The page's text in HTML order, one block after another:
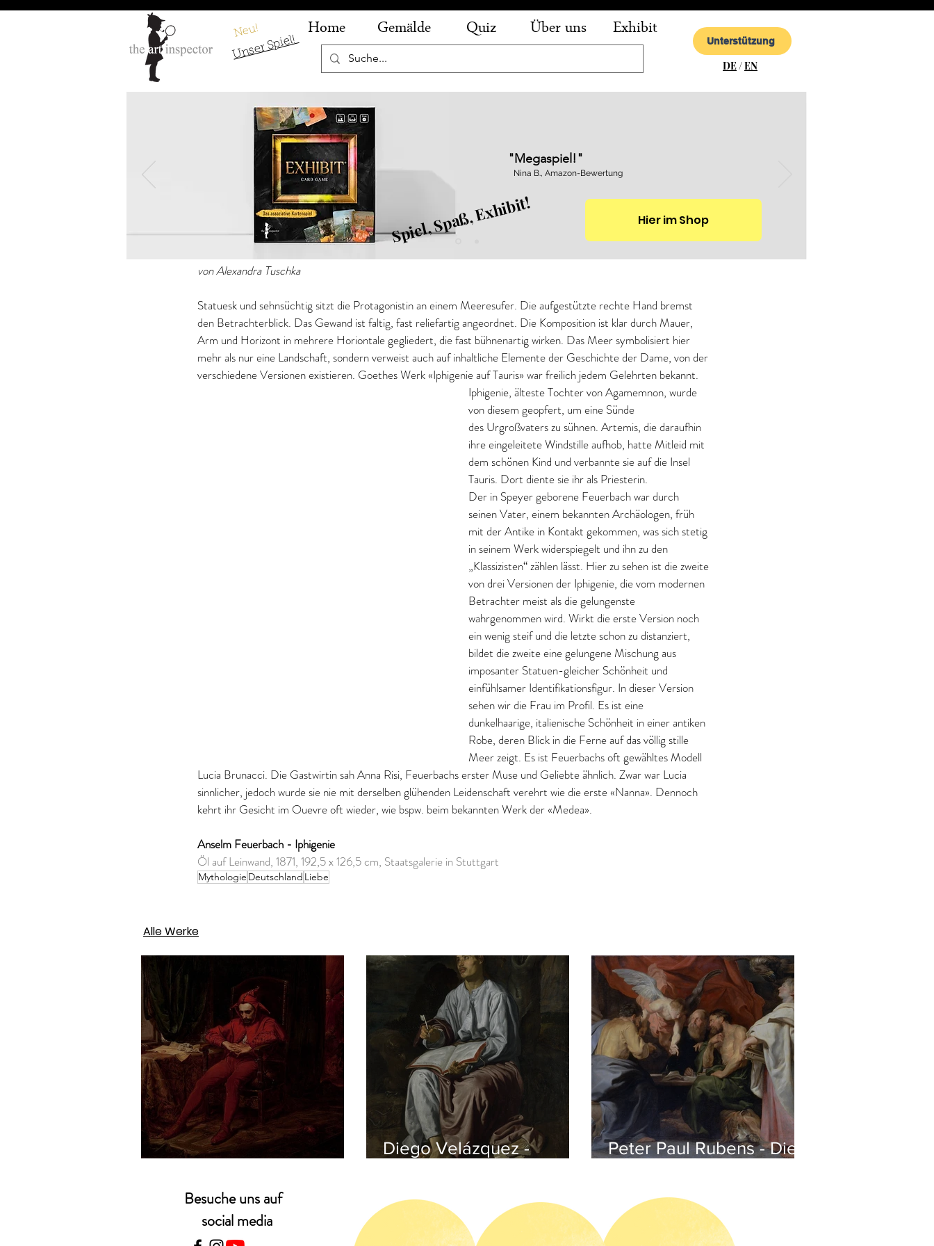
Home Gemälde Quiz Über uns Exhibit
Unser Spiel!
Neu!
DE/EN
Unterstützung
Anselm Feuerbach - Iphigenie
von Alexandra Tuschka
Statuesk und sehnsüchtig sitzt die Protagonistin an einem Meeresufer. Die aufgestützte rechte Hand bremst
den Betrachterblick. Das Gewand ist faltig, fast reliefartig angeordnet. Die Komposition ist klar durch Mauer,
Arm und Horizont in mehrere Horiontale gegliedert, die fast bühnenartig wirken. Das Meer symbolisiert hier
mehr als nur eine Landschaft, sondern verweist auch auf inhaltliche Elemente der Geschichte der Dame, von der
verschiedene Versionen existieren. Goethes Werk «Iphigenie auf Tauris» war freilich jedem Gelehrten bekannt.
Iphigenie, älteste Tochter von Agamemnon, wurde
von diesem geopfert, um eine Sünde
des Urgroßvaters zu sühnen. Artemis, die daraufhin
ihre eingeleitete Windstille aufhob, hatte Mitleid mit
dem schönen Kind und verbannte sie auf die Insel
Tauris. Dort diente sie ihr als Priesterin.
Der in Speyer geborene Feuerbach war durch
seinen Vater, einem bekannten Archäologen, früh
mit der Antike in Kontakt gekommen, was sich stetig
in seinem Werk widerspiegelt und ihn zu den
„Klassizisten“ zählen lässt. Hier zu sehen ist die zweite
von drei Versionen der Iphigenie, die vom modernen
Betrachter meist als die gelungenste
wahrgenommen wird. Wirkt die erste Version noch
ein wenig steif und die letzte schon zu distanziert,
bildet die zweite eine gelungene Mischung aus
imposanter Statuen-gleicher Schönheit und
einfühlsamer Identifikationsfigur. In dieser Version
sehen wir die Frau im Profil. Es ist eine
dunkelhaarige, italienische Schönheit in einer antiken
Robe, deren Blick in die Ferne auf das völlig stille
Meer zeigt. Es ist Feuerbachs oft gewähltes Modell
Lucia Brunacci. Die Gastwirtin sah Anna Risi, Feuerbachs erster Muse und Geliebte ähnlich. Zwar war Lucia
sinnlicher, jedoch wurde sie nie mit derselben glühenden Leidenschaft verehrt wie die erste «Nanna». Dennoch
kehrt ihr Gesicht im Ouevre oft wieder, wie bspw. beim bekannten Werk der «Medea».
Anselm Feuerbach - Iphigenie
Öl auf Leinwand, 1871, 192,5 x 126,5 cm, Staatsgalerie in Stuttgart
Mythologie Deutschland Liebe
"Megaspiel!"
Nina B., Amazon-Bewertung
Spiel, Spaß, Exhibit! Hier im Shop
Alle Werke
Diego Velázquez -
Peter Paul Rubens - Die
Besuche uns auf
social media